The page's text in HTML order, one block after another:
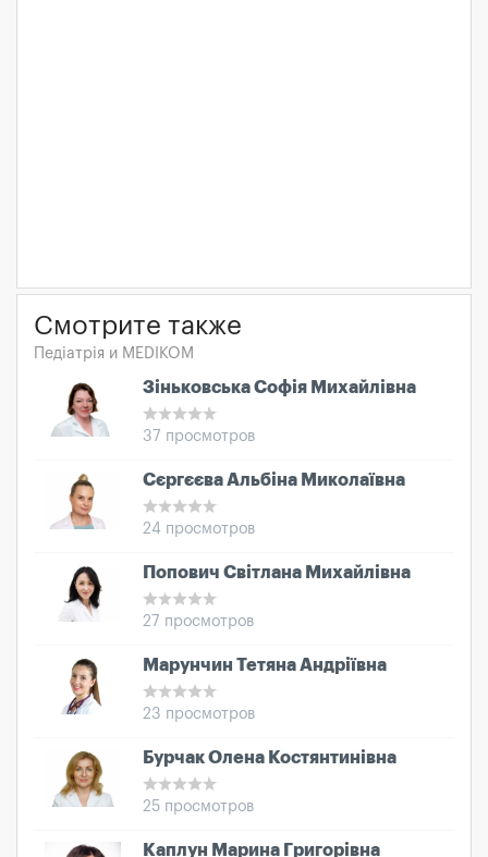
Смотрите также
Педіатрія и MEDIKOM
Зіньковська Софія Михайлівна
37 просмотров
Сєргєєва Альбіна Миколаївна
24 просмотров
Попович Світлана Михайлівна
27 просмотров
Марунчин Тетяна Андріївна
23 просмотров
Бурчак Олена Костянтинівна
25 просмотров
Каплун Марина Григорівна